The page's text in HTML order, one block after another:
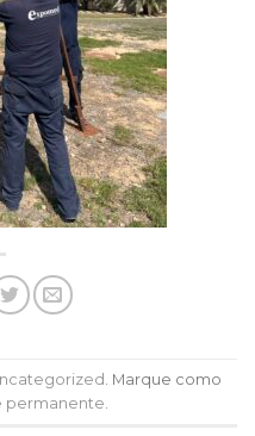
. Marque como
permanente